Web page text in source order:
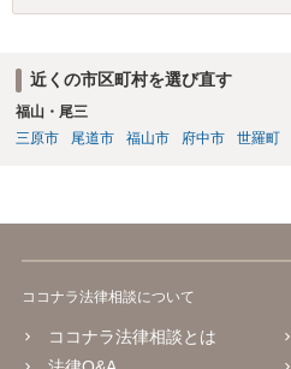
近くの市区町村を選び直す
福山・尾三
三原市
尾道市 福山市 府中市 世羅町
ココナラ法律相談について
ココナラ法律相談とは